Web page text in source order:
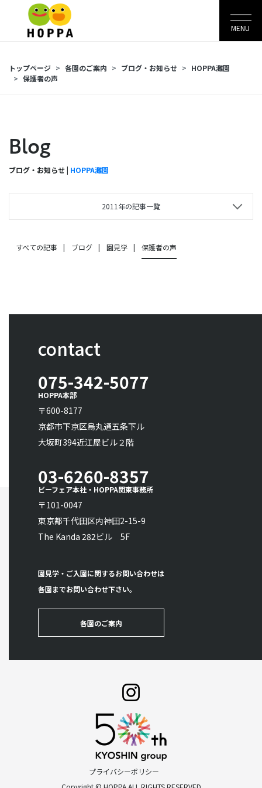
MENU
トップページ 各園のご案内 ブログ・お知らせ
HOPPA灘園
保護者の声
Blog
ブログ・お知らせ | HOPPA灘園
2011年の記事一覧
すべての記事 ブログ 園見学 保護者の声
contact
075-342-5077
HOPPA本部
〒600-8177
京都市下京区烏丸通五条下ル
大坂町394近江屋ビル２階
03-6260-8357
ビーフェア本社・HOPPA関東事務所
〒101-0047
東京都千代田区内神田2-15-9
The Kanda 282ビル 5F
園見学・ご入園に関するお問い合わせは
各園までお問い合わせ下さい。
各園のご案内
プライバシーポリシー